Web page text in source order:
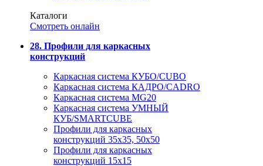
Каталоги
Смотреть онлайн
28. Профили для каркасных
конструкций
Каркасная система КУБО/CUBO
Каркасная система КАДРО/CADRO
Каркасная система MG20
Каркасная система УМНЫЙ
КУБ/SMARTCUBE
Профили для каркасных
конструкций 35x35, 50x50
Профили для каркасных
конструкций 15х15